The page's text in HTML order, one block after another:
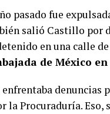
pasado fue
salió Castillo por
en una calle
de México en
denuncias
la Procuraduría. Eso,